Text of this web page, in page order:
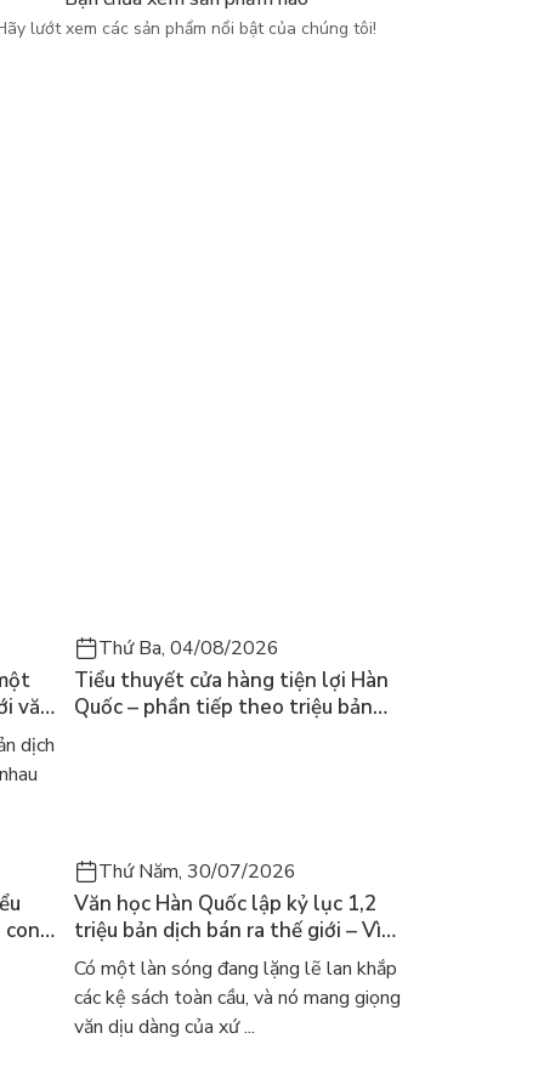
lướt xem các sản phẩm nổi bật của chúng tôi!
văn
dịch
Thứ Ba, 04/08/2026
Tiểu thuyết cửa hàng tiện lợi Hàn
Quốc – phần tiếp theo triệu bản
Thứ Năm, 30/07/2026
Văn học Hàn Quốc lập kỷ lục 1,2
triệu bản dịch bán ra thế giới – Vì
sao cả thế giới đang đọc sách Hàn?
Có một làn sóng đang lặng lẽ lan khắp
các kệ sách toàn cầu, và nó mang giọng
văn dịu dàng của xứ ...